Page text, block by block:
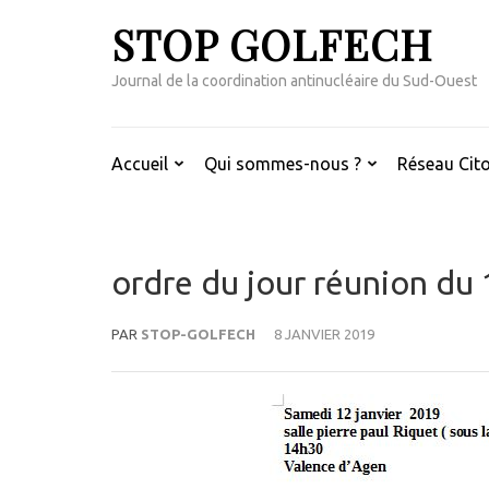
STOP GOLFECH
Journal de la coordination antinucléaire du Sud-Ouest
Accueil Qui sommes-nous ? Réseau
ordre du jour réunion du
PAR STOP-GOLFECH 8 JANVIER 2019